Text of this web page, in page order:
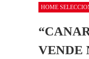
HOME
VENDE